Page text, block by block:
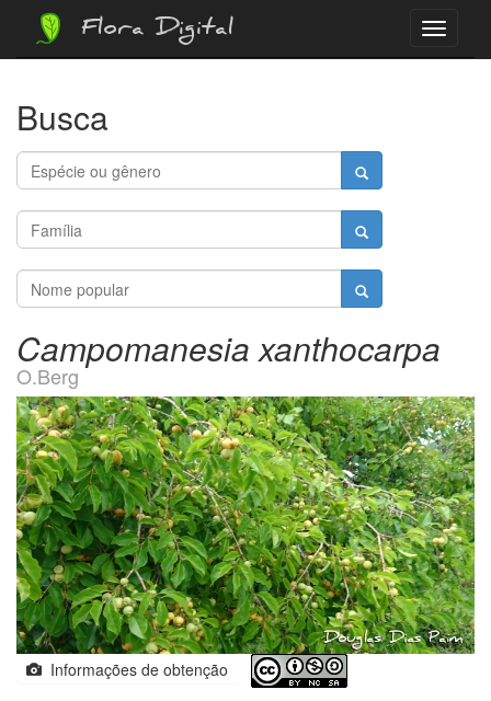
Menu
Flora Digital
Busca
Campomanesia xanthocarpa
O.Berg
Informações de obtenção